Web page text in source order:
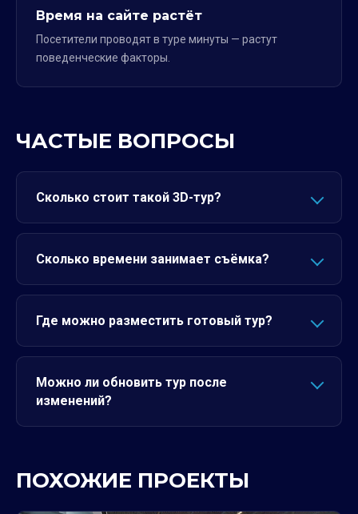
Время на сайте растёт
Посетители проводят в туре минуты — растут
поведенческие факторы.
ЧАСТЫЕ ВОПРОСЫ
Сколько стоит такой 3D-тур?
Сколько времени занимает съёмка?
Где можно разместить готовый тур?
Можно ли обновить тур после
изменений?
ПОХОЖИЕ ПРОЕКТЫ